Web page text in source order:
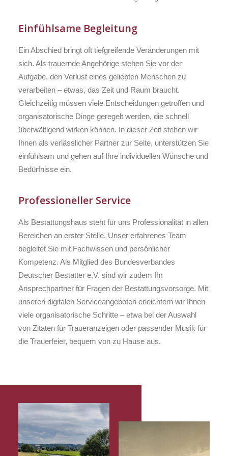
Einfühlsame Begleitung
Ein Abschied bringt oft tiefgreifende Veränderungen mit
sich. Als trauernde Angehörige stehen Sie vor der
Aufgabe, den Verlust eines geliebten Menschen zu
verarbeiten – etwas, das Zeit und Raum braucht.
Gleichzeitig müssen viele Entscheidungen getroffen und
organisatorische Dinge geregelt werden, die schnell
überwältigend wirken können. In dieser Zeit stehen wir
Ihnen als verlässlicher Partner zur Seite, unterstützen Sie
einfühlsam und gehen auf Ihre individuellen Wünsche und
Bedürfnisse ein.
Professioneller Service
Als Bestattungshaus steht für uns Professionalität in allen
Bereichen an erster Stelle. Unser erfahrenes Team
begleitet Sie mit Fachwissen und persönlicher
Kompetenz. Als Mitglied des Bundesverbandes
Deutscher Bestatter e.V. sind wir zudem Ihr
Ansprechpartner für Fragen der Bestattungsvorsorge. Mit
unseren digitalen Serviceangeboten erleichtern wir Ihnen
viele organisatorische Schritte – etwa bei der Auswahl
von Zitaten für Traueranzeigen oder passender Musik für
die Trauerfeier, bequem von zu Hause aus.